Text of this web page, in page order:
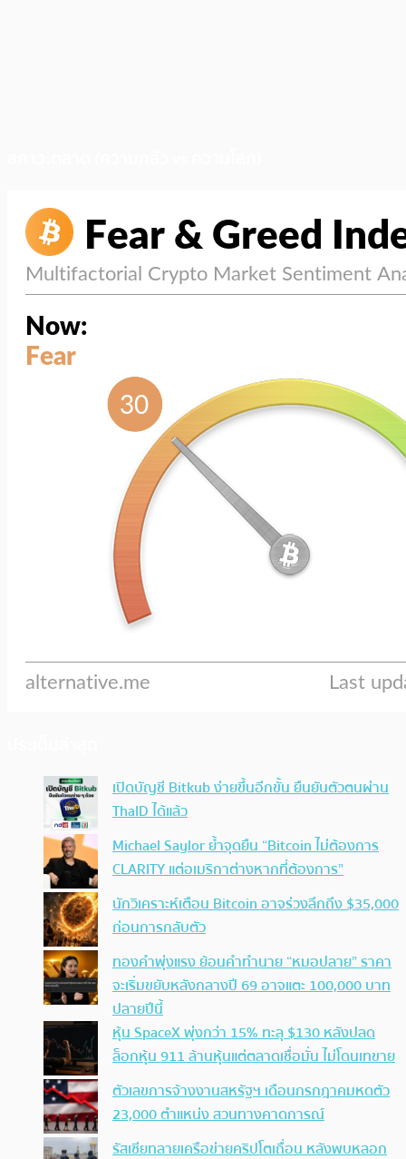
เปิดบัญชี Bitkub ง่ายขึ้นอีกขั้น ยืนยันตัวตนผ่าน
ThaID ได้แล้ว
Michael Saylor ย้ำจุดยืน “Bitcoin ไม่ต้องการ
CLARITY แต่อเมริกาต่างหากที่ต้องการ”
นักวิเคราะห์เตือน Bitcoin อาจร่วงลึกถึง $35,000
ก่อนการกลับตัว
ทองคำพุ่งแรง ย้อนคำทำนาย “หมอปลาย” ราคา
จะเริ่มขยับหลังกลางปี 69 อาจแตะ 100,000 บาท
ปลายปีนี้
หุ้น SpaceX พุ่งกว่า 15% ทะลุ $130 หลังปลด
ล็อกหุ้น 911 ล้านหุ้นแต่ตลาดเชื่อมั่น ไม่โดนเทขาย
ตัวเลขการจ้างงานสหรัฐฯ เดือนกรกฎาคมหดตัว
23,000 ตำแหน่ง สวนทางคาดการณ์
รัสเซียทลายเครือข่ายคริปโตเถื่อน หลังพบหลอก